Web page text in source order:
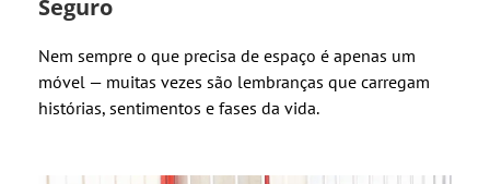
Seguro
Nem sempre o que precisa de espaço é apenas um
móvel — muitas vezes são lembranças que carregam
histórias, sentimentos e fases da vida.